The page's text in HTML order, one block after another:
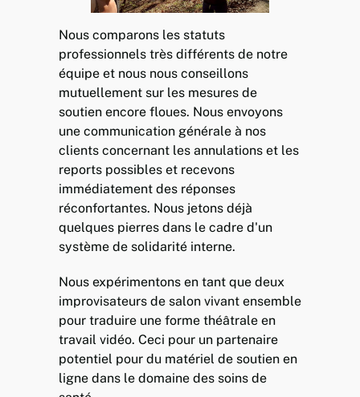
Nous comparons les statuts
professionnels très différents de notre
équipe et nous nous conseillons
mutuellement sur les mesures de
soutien encore floues. Nous envoyons
une communication générale à nos
clients concernant les annulations et les
reports possibles et recevons
immédiatement des réponses
réconfortantes. Nous jetons déjà
quelques pierres dans le cadre d'un
système de solidarité interne.
Nous expérimentons en tant que deux
improvisateurs de salon vivant ensemble
pour traduire une forme théâtrale en
travail vidéo. Ceci pour un partenaire
potentiel pour du matériel de soutien en
ligne dans le domaine des soins de